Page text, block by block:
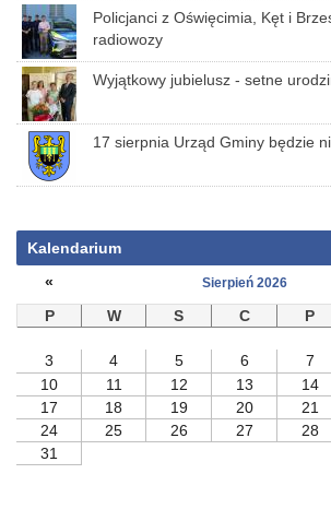
Policjanci z Oświęcimia, Kęt i
radiowozy
Wyjątkowy jubielusz - setne
17 sierpnia Urząd Gminy będzie
Kalendarium
«
Sierpień 2026
P
W S C P
3
4 5 6 7
10
11 12 13 14
17
18 19 20 21
24
25 26 27 28
31